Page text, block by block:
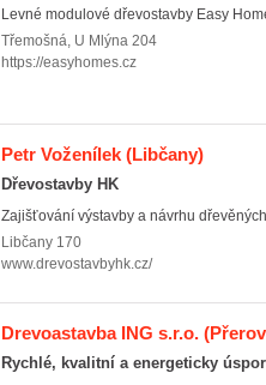
Levné modulové dřevostavby Easy
Třemošná, U Mlýna 204
https://easyhomes.cz
Petr Voženílek (Libčany)
Dřevostavby HK
Zajišťování výstavby a návrhu
Libčany 170
www.drevostavbyhk.cz/
Drevoastavba ING s.r.o.
Rychlé, kvalitní a energeticky